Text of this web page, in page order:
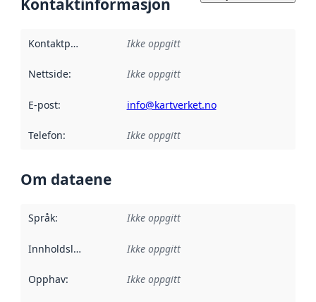
Kontaktinformasjon
Kontaktpunkt Ikke oppgitt
Nettside: Ikke oppgitt
E-post: info@kartverket.no
Telefon: Ikke oppgitt
Om dataene
Språk: Ikke oppgitt
Innholdsleverandører :
Ikke oppgitt
Opphav: Ikke oppgitt